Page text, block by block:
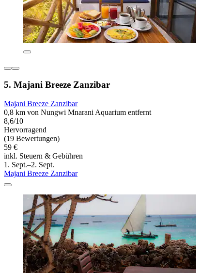
5. Majani Breeze Zanzibar
Majani Breeze Zanzibar
0,8 km von Nungwi Mnarani Aquarium entfernt
8,6/10
Hervorragend
(19 Bewertungen)
59 €
inkl. Steuern & Gebühren
1. Sept.–2. Sept.
Majani Breeze Zanzibar